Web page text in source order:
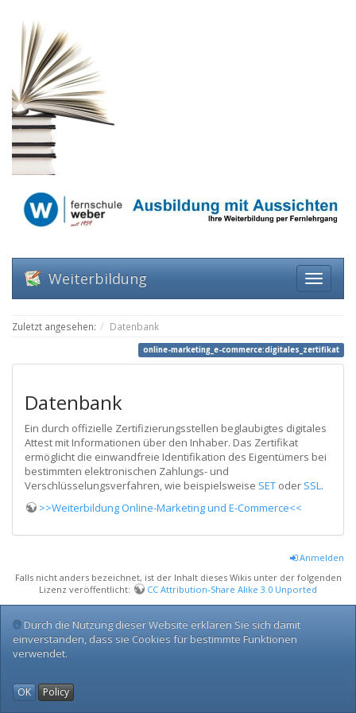
Weiterbildung
Zuletzt angesehen: Datenbank
online-marketing_e-commerce:digitales_zertifikat
Datenbank
Ein durch offizielle Zertifizierungsstellen beglaubigtes digitales
Attest mit Informationen über den Inhaber. Das Zertifikat
ermöglicht die einwandfreie Identifikation des Eigentümers bei
bestimmten elektronischen Zahlungs- und
Verschlüsselungsverfahren, wie beispielsweise SET oder SSL.
>>Weiterbildung Online-Marketing und E-Commerce<<
Anmelden
Falls nicht anders bezeichnet, ist der Inhalt dieses Wikis unter der folgenden
Lizenz veröffentlicht:
CC Attribution-Share Alike 3.0 Unported
Durch die Nutzung dieser Website erklären Sie sich damit
einverstanden, dass sie Cookies für bestimmte Funktionen
verwendet.
OK Policy